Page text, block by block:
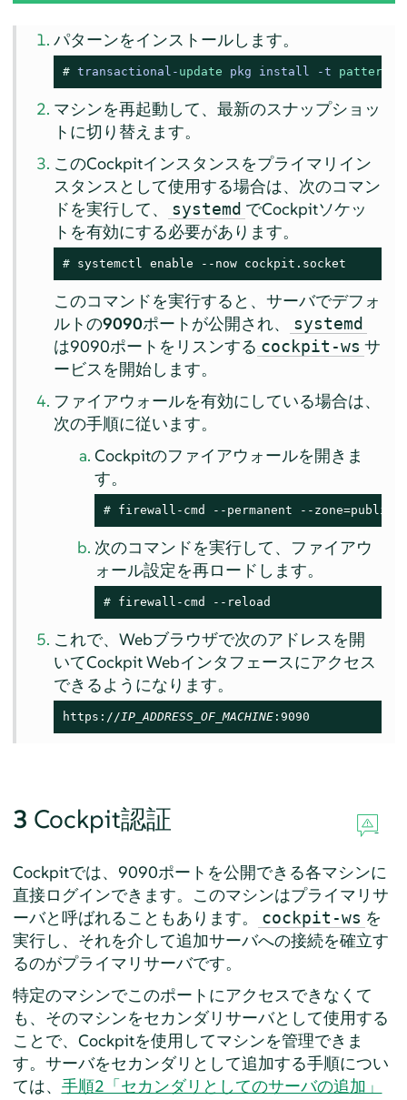
パターンをインストールします。
# transactional - update pkg install -t pattern
マシンを再起動して、最新のスナップショッ
トに切り替えます。
このCockpitインスタンスをプライマリイン
スタンスとして使用する場合は、次のコマン
ドを実行して、
systemd でCockpitソケッ
トを有効にする必要があります。
# systemctl enable --now cockpit.socket
このコマンドを実行すると、サーバでデフォ
ルトの9090ポートが公開され、 systemd
は9090ポートをリスンする cockpit-ws サ
ービスを開始します。
ファイアウォールを有効にしている場合は、
次の手順に従います。
Cockpitのファイアウォールを開きま
す。
# firewall-cmd --permanent --zone=public
次のコマンドを実行して、ファイアウ
ォール設定を再ロードします。
# firewall-cmd --reload
これで、Webブラウザで次のアドレスを開
いてCockpit Webインタフェースにアクセス
できるようになります。
https:// IP_ADDRESS_OF_MACHINE :9090
3 Cockpit認証
Cockpitでは、9090ポートを公開できる各マシンに
直接ログインできます。このマシンはプライマリサ
ーバと呼ばれることもあります。
cockpit-ws を
実行し、それを介して追加サーバへの接続を確立す
るのがプライマリサーバです。
特定のマシンでこのポートにアクセスできなくて
も、そのマシンをセカンダリサーバとして使用する
ことで、Cockpitを使用してマシンを管理できま
す。サーバをセカンダリとして追加する手順につい
ては、 手順2「セカンダリとしてのサーバの追加」